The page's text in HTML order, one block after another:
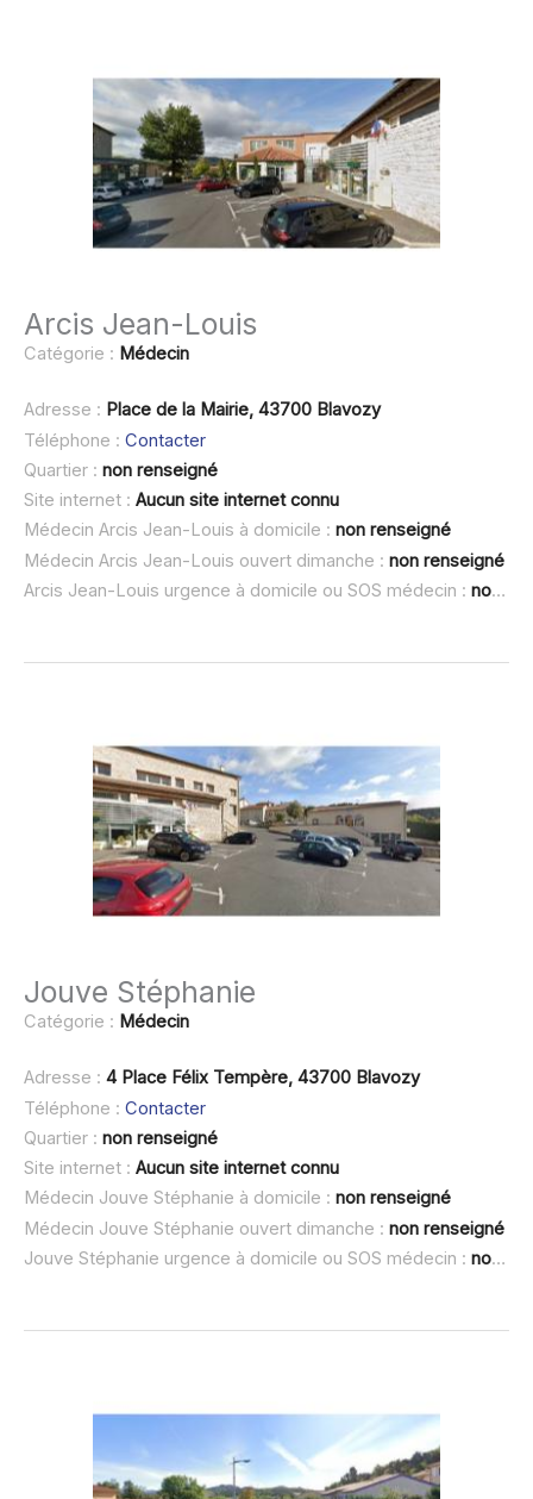
Arcis Jean-Louis
Catégorie : Médecin
Adresse : Place de la Mairie, 43700 Blavozy
Téléphone : Contacter
Quartier : non renseigné
Site internet : Aucun site internet connu
Médecin Arcis Jean-Louis à domicile : non renseigné
Médecin Arcis Jean-Louis ouvert dimanche : non renseigné
Arcis Jean-Louis urgence à domicile ou SOS médecin : non renseigné
Jouve Stéphanie
Catégorie : Médecin
Adresse : 4 Place Félix Tempère, 43700 Blavozy
Téléphone : Contacter
Quartier : non renseigné
Site internet : Aucun site internet connu
Médecin Jouve Stéphanie à domicile : non renseigné
Médecin Jouve Stéphanie ouvert dimanche : non renseigné
Jouve Stéphanie urgence à domicile ou SOS médecin : non renseigné